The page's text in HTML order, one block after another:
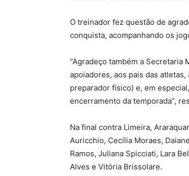
O treinador fez questão de
conquista, acompanhando os
“Agradeço também a
apoiadores, aos pais das
preparador físico) e, em
encerramento da temporada”,
Na final contra Limeira,
Auricchio, Cecília Moraes,
Ramos, Juliana Spicciati, Lara
Alves e Vitória Brissolare.